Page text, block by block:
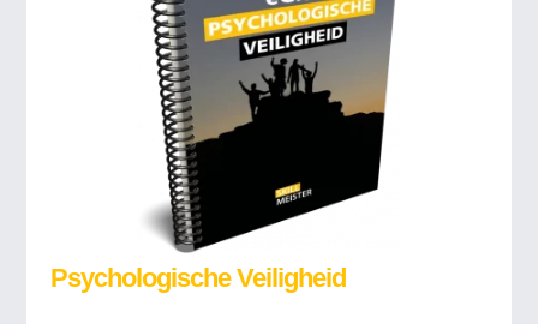
Psychologische Veiligheid